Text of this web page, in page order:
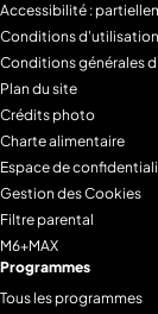
Accessibilité :
Conditions d'utilisation
Conditions générales
Plan du site
Crédits photo
Charte alimentaire
Espace de
Gestion des Cookies
Filtre parental
M6+MAX
Programmes
Tous les programmes